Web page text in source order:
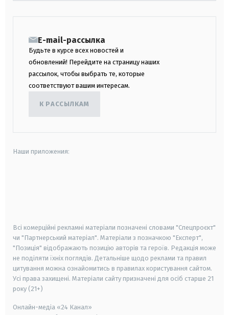
E-mail-рассылка
Будьте в курсе всех новостей и
обновлений! Перейдите на страницу наших
рассылок, чтобы выбрать те, которые
соответствуют вашим интересам.
К РАССЫЛКАМ
Наши приложения:
Всі комерційні рекламні матеріали позначені словами "Спецпроєкт"
чи "Партнерський матеріал". Матеріали з позначкою "Експерт",
"Позиція" відображають позицію авторів та героїв. Редакція може
не поділяти їхніх поглядів. Детальніше щодо реклами та правил
цитування можна ознайомитись в правилах користування сайтом.
Усі права захищені. Матеріали сайту призначені для осіб старше 21
року (21+)
Онлайн-медіа «24 Канал»